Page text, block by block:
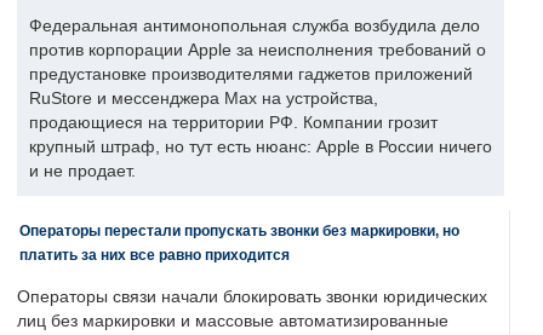
Федеральная антимонопольная служба возбудила дело
против корпорации Apple за неисполнения требований о
предустановке производителями гаджетов приложений
RuStore и мессенджера Max на устройства,
продающиеся на территории РФ. Компании грозит
крупный штраф, но тут есть нюанс: Apple в России ничего
и не продает.
Операторы перестали пропускать звонки без маркировки, но
платить за них все равно приходится
Операторы связи начали блокировать звонки юридических
лиц без маркировки и массовые автоматизированные